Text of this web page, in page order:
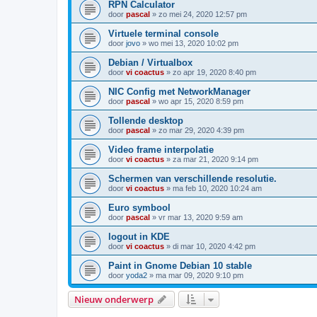
RPN Calculator
door pascal » zo mei 24, 2020 12:57 pm
Virtuele terminal console
door jovo » wo mei 13, 2020 10:02 pm
Debian / Virtualbox
door vi coactus » zo apr 19, 2020 8:40 pm
NIC Config met NetworkManager
door pascal » wo apr 15, 2020 8:59 pm
Tollende desktop
door pascal » zo mar 29, 2020 4:39 pm
Video frame interpolatie
door vi coactus » za mar 21, 2020 9:14 pm
Schermen van verschillende resolutie.
door vi coactus » ma feb 10, 2020 10:24 am
Euro symbool
door pascal » vr mar 13, 2020 9:59 am
logout in KDE
door vi coactus » di mar 10, 2020 4:42 pm
Paint in Gnome Debian 10 stable
door yoda2 » ma mar 09, 2020 9:10 pm
Nieuw onderwerp